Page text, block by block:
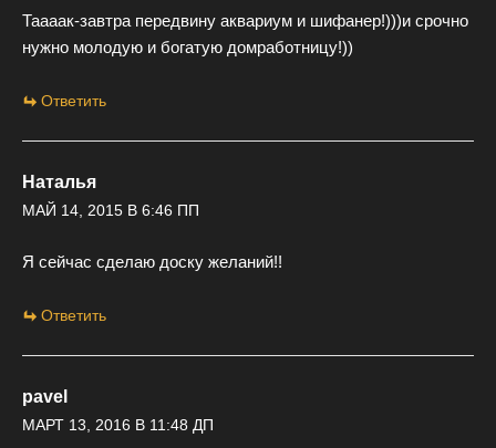
Таааак-завтра передвину аквариум и шифанер!)))и срочно
нужно молодую и богатую домработницу!))
Ответить
Наталья
МАЙ 14, 2015 В 6:46 ПП
Я сейчас сделаю доску желаний!!
Ответить
pavel
МАРТ 13, 2016 В 11:48 ДП